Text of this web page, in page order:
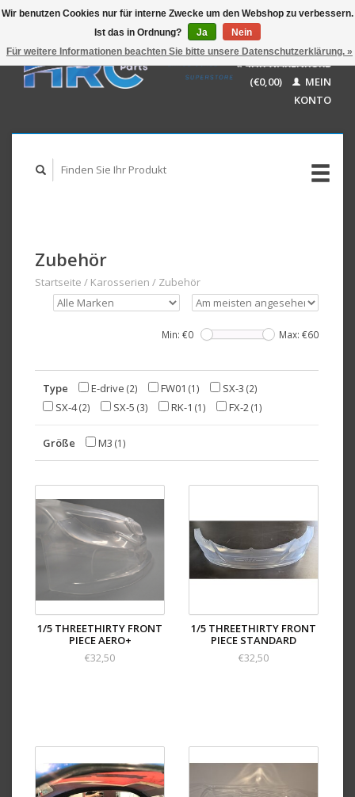
GBP
USD
AUD
Deutsch
English
IHR WARENKORB
(€0,00)
MEIN
KONTO
Zubehör
Startseite / Karosserien / Zubehör
Min: €0 Max: €60
Type E-drive (2) FW01 (1) SX-3 (2)
SX-4(2) SX-5 (3) RK-1 (1) FX-2(1)
Größe M3 (1)
1/5 THREETHIRTY FRONT
PIECE AERO+
€32,50
1/5 THREETHIRTY FRONT
PIECE STANDARD
€32,50
Wir benutzen Cookies nur für interne Zwecke um den Webshop zu verbessern.
Ist das in Ordnung?
Ja
Nein
Für weitere Informationen beachten Sie bitte unsere Datenschutzerklärung. »